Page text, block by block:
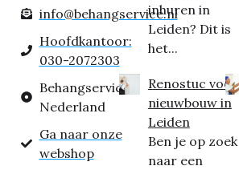
info@behangservice.nl
Hoofdkantoor:
030-2072303
Behangservice
Nederland
Ga naar onze
webshop
inhuren in
Leiden? Dit is
het...
Renostuc voor
nieuwbouw in
Leiden
Ben je op zoek
naar een